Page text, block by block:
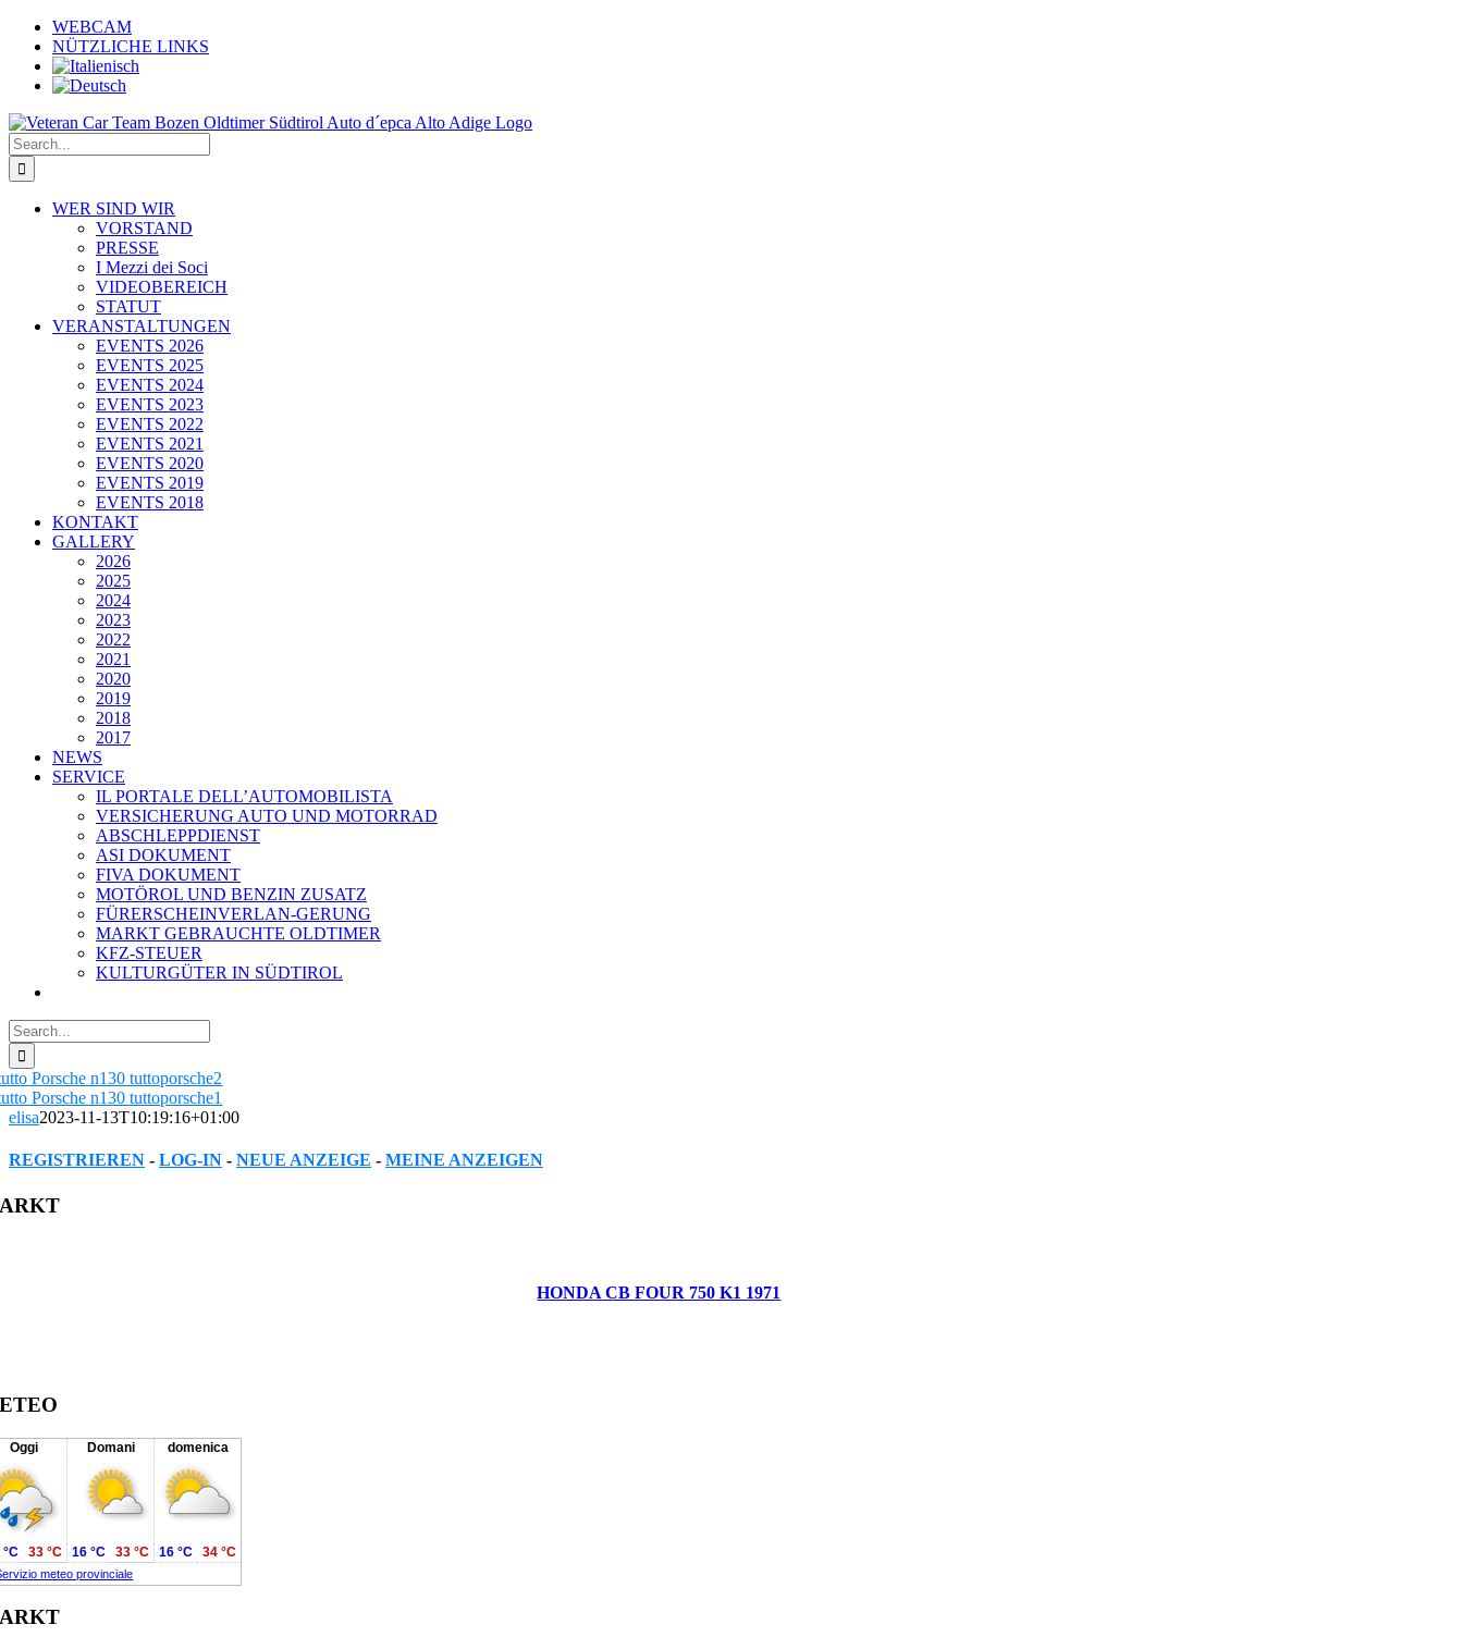
Skip
content
WEBCAM
NÜTZLICHE LINKS
Search
for:
WER SIND WIR
VORSTAND
PRESSE
I Mezzi dei Soci
VIDEOBEREICH
STATUT
VERANSTALTUNGEN
EVENTS 2026
EVENTS 2025
EVENTS 2024
EVENTS 2023
EVENTS 2022
EVENTS 2021
EVENTS 2020
EVENTS 2019
EVENTS 2018
KONTAKT
GALLERY
2026
2025
2024
2023
2022
2021
2020
2019
2018
2017
NEWS
SERVICE
IL PORTALE DELL’AUTOMOBILISTA
VERSICHERUNG AUTO UND MOTORRAD
ABSCHLEPPDIENST
ASI DOKUMENT
FIVA DOKUMENT
MOTÖROL UND BENZIN ZUSATZ
FÜRERSCHEINVERLAN-GERUNG
MARKT GEBRAUCHTE OLDTIMER
KFZ-STEUER
KULTURGÜTER IN SÜDTIROL
Search
for:
elisa2023-11-13T10:19:16+01:00
REGISTRIEREN - LOG-IN - NEUE ANZEIGE - MEINE ANZEIGEN
Facebook
Twitter
Reddit
LinkedIn
WhatsApp
Tumblr
Pinterest
Vk
Xing
Email
HONDA CB FOUR 750 K1 1971
Oggi Domani domenica
meteo provinciale
°C 33 °C 16 °C 33 °C 16 °C 34 °C